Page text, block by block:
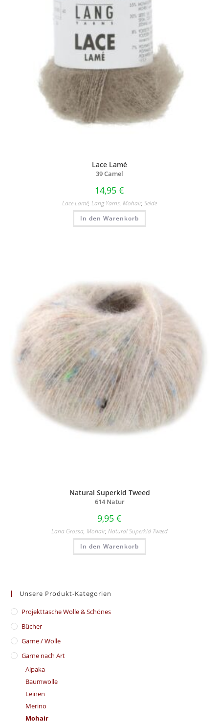
Lace Lamé
39 Camel
14,95 €
Lace Lamé, Lang Yarns, Mohair, Seide
In den Warenkorb
Natural Superkid Tweed
614 Natur
9,95 €
Lana Grossa, Mohair, Natural Superkid Tweed
In den Warenkorb
Unsere Produkt-Kategorien
​Projekttasche Wolle & Schönes
Bücher
Garne / Wolle
Garne nach Art
Alpaka
Baumwolle
Leinen
Merino
Mohair